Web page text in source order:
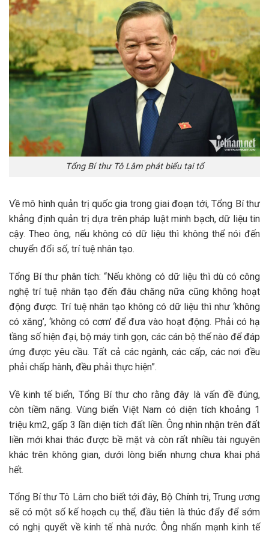
Tổng Bí thư Tô Lâm phát biểu tại tổ
Về mô hình quản trị quốc gia trong giai đoạn tới, Tổng Bí thư
khẳng định quản trị dựa trên pháp luật minh bạch, dữ liệu tin
cậy. Theo ông, nếu không có dữ liệu thì không thể nói đến
chuyển đổi số, trí tuệ nhân tạo.
Tổng Bí thư phân tích: “Nếu không có dữ liệu thì dù có công
nghệ trí tuệ nhân tạo đến đâu chăng nữa cũng không hoạt
động được. Trí tuệ nhân tạo không có dữ liệu thì như ‘không
có xăng’, ‘không có cơm’ để đưa vào hoạt động. Phải có hạ
tầng số hiện đại, bộ máy tinh gọn, các cán bộ thế nào để đáp
ứng được yêu cầu. Tất cả các ngành, các cấp, các nơi đều
phải chấp hành, đều phải thực hiện”.
Về kinh tế biển, Tổng Bí thư cho rằng đây là vấn đề đúng,
còn tiềm năng. Vùng biển Việt Nam có diện tích khoảng 1
triệu km2, gấp 3 lần diện tích đất liền. Ông nhìn nhận trên đất
liền mới khai thác được bề mặt và còn rất nhiều tài nguyên
khác trên không gian, dưới lòng biển nhưng chưa khai phá
hết.
Tổng Bí thư Tô Lâm cho biết tới đây, Bộ Chính trị, Trung ương
sẽ có một số kế hoạch cụ thể, đầu tiên là thúc đẩy để sớm
có nghị quyết về kinh tế nhà nước. Ông nhấn mạnh kinh tế